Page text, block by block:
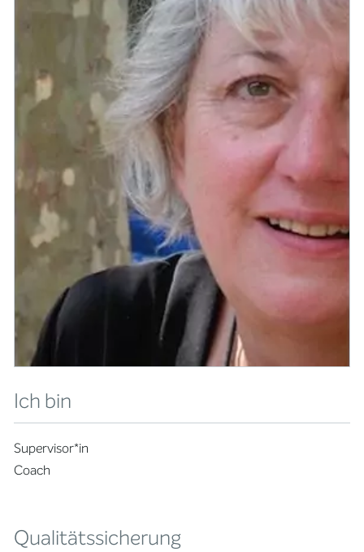
Ich bin
Supervisor*in
Coach
Qualitätssicherung